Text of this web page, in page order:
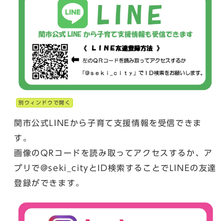
別ウィンドウで開く
関市公式LINEから子育て支援情報を受信できま
す。
画像のQRコードを読み取ってアクセスするか、ア
プリで@seki_cityとID検索することでLINEの友達
登録ができます。